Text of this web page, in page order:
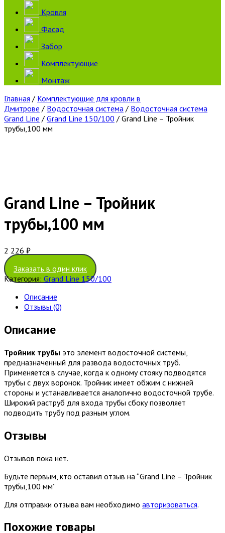
Кровля
Фасад
Забор
Комплектующие
Монтаж
Главная / Комплектующие для кровли в
Дмитрове / Водосточная система / Водосточная система
Grand Line / Grand Line 150/100 / Grand Line – Тройник
трубы,100 мм
Grand Line – Тройник
трубы,100 мм
2 226 ₽
Заказать в один клик
Категория: Grand Line 150/100
Описание
Отзывы (0)
Описание
Тройник трубы это элемент водосточной системы,
предназначенный для развода водосточных труб.
Применяется в случае, когда к одному стояку подводятся
трубы с двух воронок. Тройник имеет обжим с нижней
стороны и устанавливается аналогично водосточной трубе.
Широкий раструб для входа трубы сбоку позволяет
подводить трубу под разным углом.
Отзывы
Отзывов пока нет.
Будьте первым, кто оставил отзыв на “Grand Line – Тройник
трубы,100 мм”
Для отправки отзыва вам необходимо авторизоваться.
Похожие товары